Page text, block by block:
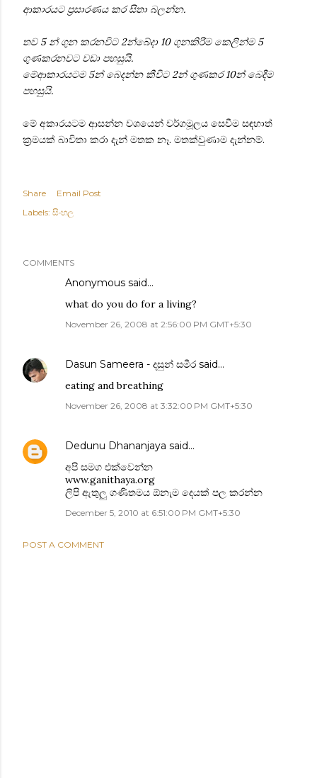
ආකාරයට ප්‍රසාරණය කර සිතා බලන්න.
තව 5 න් ගුන කරනවිට 2න්බේදා 10 ගුනකිරීම කෙලින්ම 5
ගුණකරනවට වඩා පහසුයි.
මේආකාරයටම 5න් බෙදන්න කීවි‍ට 2න් ගුණකර 10න් බෙදීම
පහසුයි.
මේ අකාරයටම ආසන්න වශයෙන් වර්ගමූලය සෙවීම සඳහාත්
ක්‍රමයක් බාවිතා කරා දැන් මතක නෑ. මතක්වුණාම දැන්නම්.
Share
Email Post
Labels: සිංහල
COMMENTS
Anonymous said…
what do you do for a living?
November 26, 2008 at 2:56:00 PM GMT+5:30
Dasun Sameera - දසුන් සමීර said…
eating and breathing
November 26, 2008 at 3:32:00 PM GMT+5:30
Dedunu Dhananjaya said…
අපි සමග එක්වෙන්න
www.ganithaya.org
ලිපි ඇතුලු ගණිතමය ඕනැම දෙයක් පල කරන්න
December 5, 2010 at 6:51:00 PM GMT+5:30
POST A COMMENT